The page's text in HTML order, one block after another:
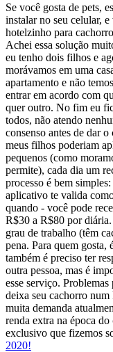
Se você gosta de pets,
instalar no seu celular,
hotelzinho para
Achei essa solução
eu tenho dois filhos e
morávamos em uma
apartamento e não
entrar em acordo com
quer outro. No fim eu
todos, não atendo
consenso antes de dar o
meus filhos poderiam
pequenos (como
permite), cada dia um
processo é bem
aplicativo te valida
quando - você pode
R$30 a R$80 por
grau de trabalho (têm
pena. Para quem gosta,
também é preciso ter
outra pessoa, mas é
esse serviço. Problemas
deixa seu cachorro
muita demanda
renda extra na época do
exclusivo que fizemos
2020!